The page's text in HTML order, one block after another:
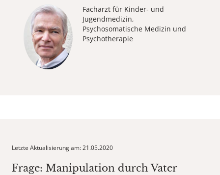
Facharzt für Kinder- und
Jugendmedizin,
Psychosomatische Medizin und
Psychotherapie
Letzte Aktualisierung am: 21.05.2020
Frage: Manipulation durch Vater